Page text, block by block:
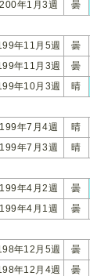
年1月3週
曇
年11月5週
曇
年11月3週
曇
年10月3週
晴
年7月4週
晴
年7月3週
晴
年4月2週
曇
年4月1週
曇
年12月5週
曇
年12月4週
曇